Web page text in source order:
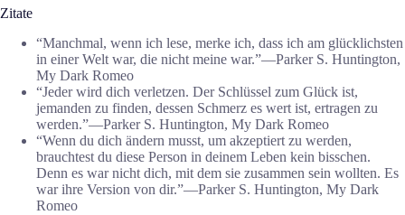
Zitate
“Manchmal, wenn ich lese, merke ich, dass ich am glücklichsten
in einer Welt war, die nicht meine war.”―Parker S. Huntington,
My Dark Romeo
“Jeder wird dich verletzen. Der Schlüssel zum Glück ist,
jemanden zu finden, dessen Schmerz es wert ist, ertragen zu
werden.”―Parker S. Huntington, My Dark Romeo
“Wenn du dich ändern musst, um akzeptiert zu werden,
brauchtest du diese Person in deinem Leben kein bisschen.
Denn es war nicht dich, mit dem sie zusammen sein wollten. Es
war ihre Version von dir.”―Parker S. Huntington, My Dark
Romeo